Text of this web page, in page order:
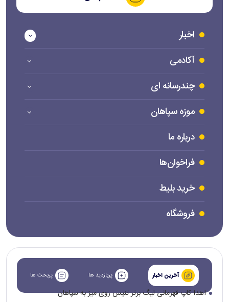
اخبار
آکادمی
چندرسانه ای
موزه سپاهان
درباره ما
فراخوان‌ها
خرید بلیط
فروشگاه
آخرین اخبار پربازدید ها پربحث ها
اهدا کاپ قهرمانی لیگ برتر تنیس روی میز به سپاهان